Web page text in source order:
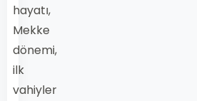
hayatı,
Mekke
dönemi,
ilk
vahiyler